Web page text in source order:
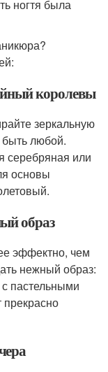
ногтя была
королевы
зеркальную
быть любой.
серебряная или
основы
образ
эффектно, чем
нежный образ:
пастельными
прекрасно